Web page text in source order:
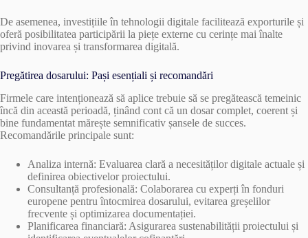
De asemenea, investițiile în tehnologii digitale facilitează exporturile și
oferă posibilitatea participării la piețe externe cu cerințe mai înalte
privind inovarea și transformarea digitală.
Pregătirea dosarului: Pași esențiali și recomandări
Firmele care intenționează să aplice trebuie să se pregătească temeinic
încă din această perioadă, ținând cont că un dosar complet, coerent și
bine fundamentat mărește semnificativ șansele de succes.
Recomandările principale sunt:
Analiza internă: Evaluarea clară a necesităților digitale actuale și
definirea obiectivelor proiectului.
Consultanță profesională: Colaborarea cu experți în fonduri
europene pentru întocmirea dosarului, evitarea greșelilor
frecvente și optimizarea documentației.
Planificarea financiară: Asigurarea sustenabilității proiectului și